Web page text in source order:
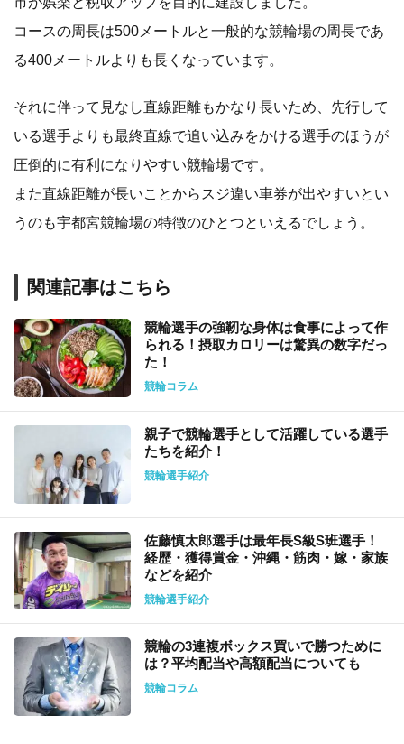
コースの周長は500メートルと一般的な競輪場の周長であ
る400メートルよりも長くなっています。
それに伴って見なし直線距離もかなり長いため、先行して
いる選手よりも最終直線で追い込みをかける選手のほうが
圧倒的に有利になりやすい競輪場です。
また直線距離が長いことからスジ違い車券が出やすいとい
うのも宇都宮競輪場の特徴のひとつといえるでしょう。
関連記事はこちら
競輪選手の強靭な身体は食事によって作
られる！摂取カロリーは驚異の数字だっ
た！
競輪コラム
親子で競輪選手として活躍している選手
たちを紹介！
競輪選手紹介
佐藤慎太郎選手は最年長S級S班選手！
経歴・獲得賞金・沖縄・筋肉・嫁・家族
などを紹介
競輪選手紹介
競輪の3連複ボックス買いで勝つために
は？平均配当や高額配当についても
競輪コラム